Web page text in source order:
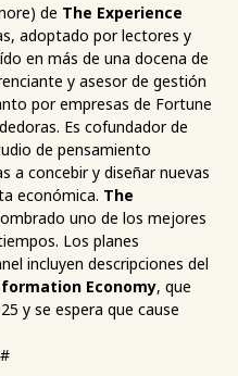
de The Experience
adoptado por lectores y
en más de una docena de
y asesor de gestión
por empresas de Fortune
Es cofundador de
de pensamiento
a concebir y diseñar nuevas
económica. The
uno de los mejores
Los planes
incluyen descripciones del
Economy, que
y se espera que cause